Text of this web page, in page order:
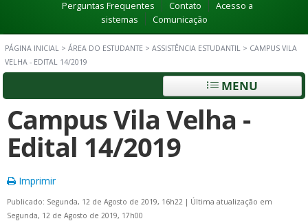
Perguntas Frequentes Contato
Acesso a
sistemas
Comunicação
PÁGINA INICIAL > ÁREA DO ESTUDANTE > ASSISTÊNCIA ESTUDANTIL > CAMPUS VILA
VELHA - EDITAL 14/2019
MENU
Campus Vila Velha -
Edital 14/2019
Imprimir
Publicado: Segunda, 12 de Agosto de 2019, 16h22 | Última atualização em
Segunda, 12 de Agosto de 2019, 17h00